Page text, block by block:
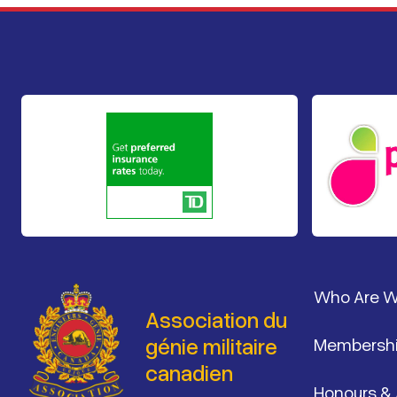
Association du
génie militaire
canadien
Who Are
Honours &